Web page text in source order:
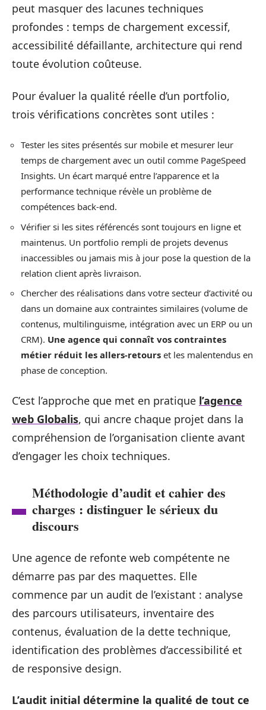
peut masquer des lacunes techniques
profondes : temps de chargement excessif,
accessibilité défaillante, architecture qui rend
toute évolution coûteuse.
Pour évaluer la qualité réelle d’un portfolio,
trois vérifications concrètes sont utiles :
Tester les sites présentés sur mobile et mesurer leur
temps de chargement avec un outil comme PageSpeed
Insights. Un écart marqué entre l’apparence et la
performance technique révèle un problème de
compétences back-end.
Vérifier si les sites référencés sont toujours en ligne et
maintenus. Un portfolio rempli de projets devenus
inaccessibles ou jamais mis à jour pose la question de la
relation client après livraison.
Chercher des réalisations dans votre secteur d’activité ou
dans un domaine aux contraintes similaires (volume de
contenus, multilinguisme, intégration avec un ERP ou un
CRM). Une agence qui connaît vos contraintes
métier réduit les allers-retours et les malentendus en
phase de conception.
C’est l’approche que met en pratique l’agence
web Globalis, qui ancre chaque projet dans la
compréhension de l’organisation cliente avant
d’engager les choix techniques.
Méthodologie d’audit et cahier des
charges : distinguer le sérieux du
discours
Une agence de refonte web compétente ne
démarre pas par des maquettes. Elle
commence par un audit de l’existant : analyse
des parcours utilisateurs, inventaire des
contenus, évaluation de la dette technique,
identification des problèmes d’accessibilité et
de responsive design.
L’audit initial détermine la qualité de tout ce